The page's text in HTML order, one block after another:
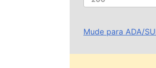
Mude para ADA/